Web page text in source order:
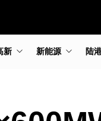
新 新能源 陆